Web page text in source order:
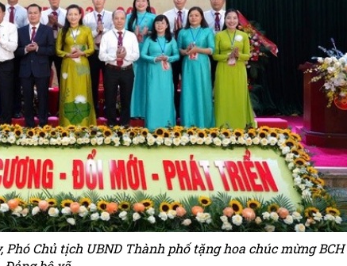
Chủ tịch UBND Thành phố tặng hoa chúc mừng BCH